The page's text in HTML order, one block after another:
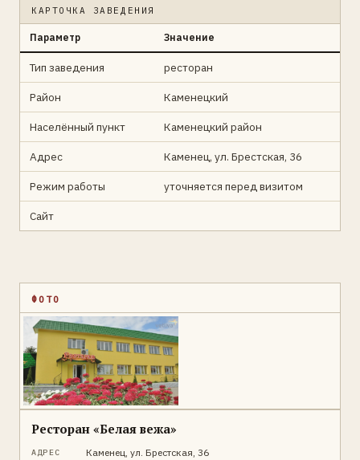
КАРТОЧКА ЗАВЕДЕНИЯ
Параметр Значение
Тип заведения ресторан
Район Каменецкий
Населённый пункт Каменецкий район
Адрес Каменец, ул. Брестская, 36
Режим работы уточняется перед визитом
Сайт
ФОТО
Ресторан «Белая вежа»
АДРЕС Каменец, ул. Брестская, 36